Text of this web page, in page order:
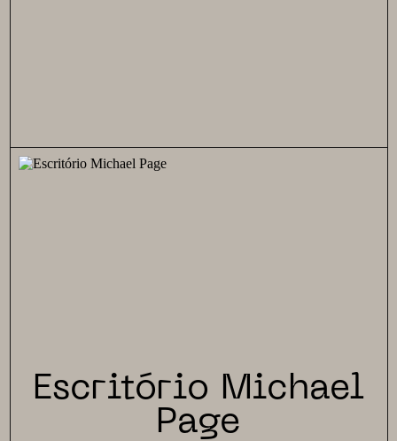
Escritório Michael
Page